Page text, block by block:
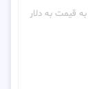
به قیمت به دلار